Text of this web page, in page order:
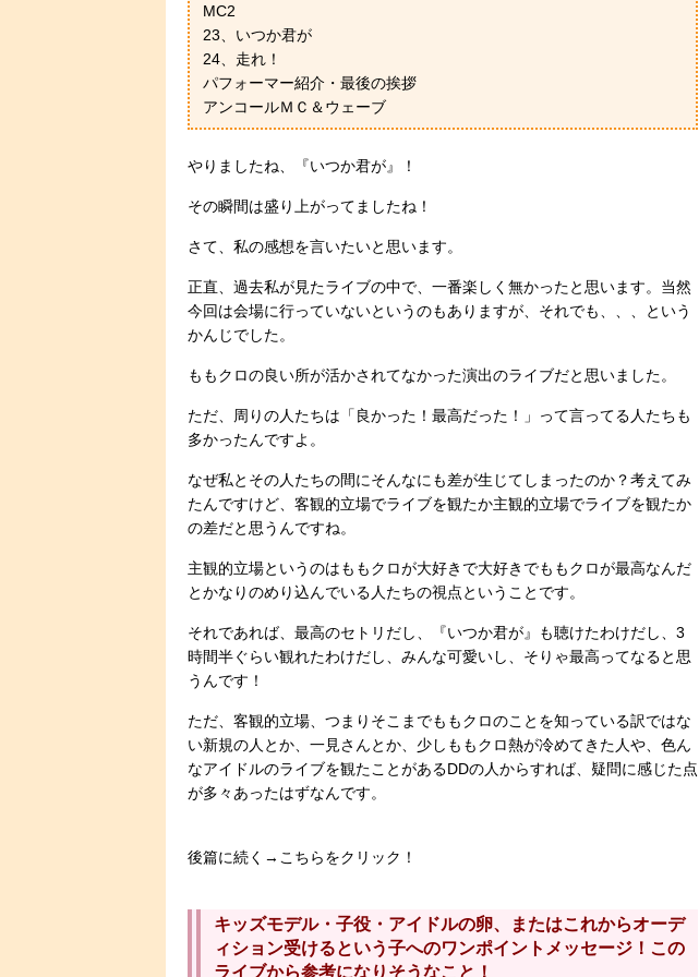
MC2
23、いつか君が
24、走れ！
パフォーマー紹介・最後の挨拶
アンコールＭＣ＆ウェーブ
やりましたね、『いつか君が』！
その瞬間は盛り上がってましたね！
さて、私の感想を言いたいと思います。
正直、過去私が見たライブの中で、一番楽しく無かったと思います。当然
今回は会場に行っていないというのもありますが、それでも、、、という
かんじでした。
ももクロの良い所が活かされてなかった演出のライブだと思いました。
ただ、周りの人たちは「良かった！最高だった！」って言ってる人たちも
多かったんですよ。
なぜ私とその人たちの間にそんなにも差が生じてしまったのか？考えてみ
たんですけど、客観的立場でライブを観たか主観的立場でライブを観たか
の差だと思うんですね。
主観的立場というのはももクロが大好きで大好きでももクロが最高なんだ
とかなりのめり込んでいる人たちの視点ということです。
それであれば、最高のセトリだし、『いつか君が』も聴けたわけだし、3
時間半ぐらい観れたわけだし、みんな可愛いし、そりゃ最高ってなると思
うんです！
ただ、客観的立場、つまりそこまでももクロのことを知っている訳ではな
い新規の人とか、一見さんとか、少しももクロ熱が冷めてきた人や、色ん
なアイドルのライブを観たことがあるDDの人からすれば、疑問に感じた点
が多々あったはずなんです。
後篇に続く→こちらをクリック！
キッズモデル・子役・アイドルの卵、またはこれからオーデ
ィション受けるという子へのワンポイントメッセージ！この
ライブから参考になりそうなこと！